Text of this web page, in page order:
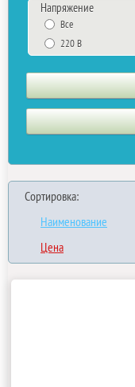
Напряжение
Все
220 В
Сортировка:
Наименование
Цена